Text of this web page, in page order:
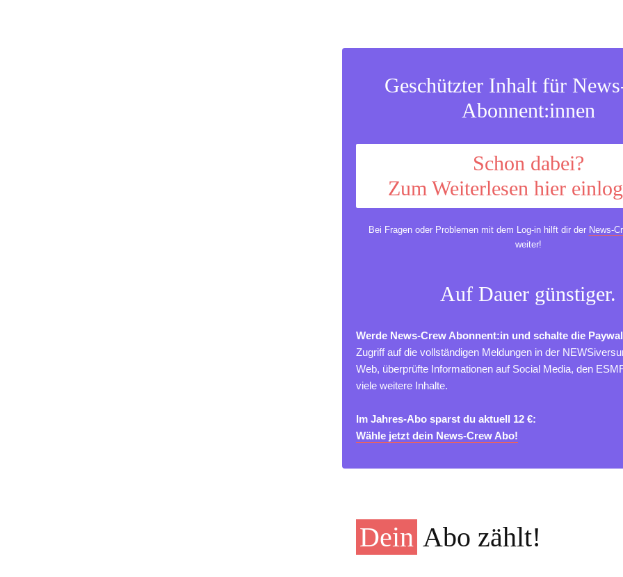
Geschützter Inhalt für
Abonnent:innen
Schon dabei?
Zum Weiterlesen hier
Bei Fragen oder Problemen mit dem Log-in hilft dir der News-
weiter!
Auf Dauer günstiger.
Werde News-Crew Abonnent:in und schalte die
Zugriff auf die vollständigen Meldungen in der
Web, überprüfte Informationen auf Social Media, den
viele weitere Inhalte.
Im Jahres-Abo sparst du aktuell 12 €:
Wähle jetzt dein News-Crew Abo!
Dein Abo zählt!